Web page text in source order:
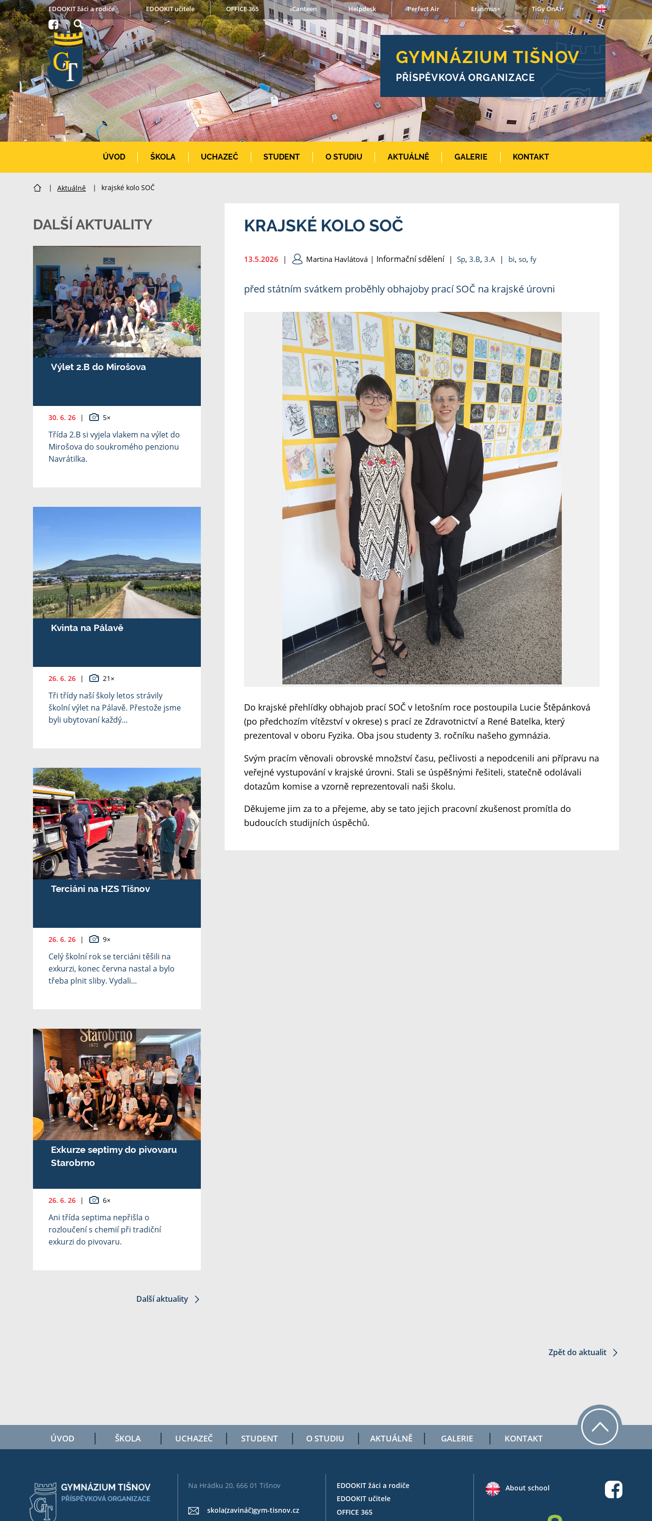
GYMNÁZIUM TIŠNOV
PŘÍSPĚVKOVÁ ORGANIZACE
EDOOKIT žáci a rodiče EDOOKIT učitele OFFICE 365 iCanteen Helpdesk Perfect Air Erasmus+ TiGy OnAir
ÚVOD ŠKOLA UCHAZEČ STUDENT O STUDIU AKTUÁLNĚ GALERIE KONTAKT
| Aktuálně | krajské kolo SOČ
KRAJSKÉ KOLO SOČ
13.5.2026 | Martina Havlátová | Informační sdělení | Sp,3.B,3.A | bi, so, fy
před státním svátkem proběhly obhajoby prací SOČ na krajské úrovni
Do krajské přehlídky obhajob prací SOČ v letošním roce postoupila Lucie Štěpánková
(po předchozím vítězství v okrese) s prací ze Zdravotnictví a René Batelka, který
prezentoval v oboru Fyzika. Oba jsou studenty 3. ročníku našeho gymnázia.
Svým pracím věnovali obrovské množství času, pečlivosti a nepodcenili ani přípravu na
veřejné vystupování v krajské úrovni. Stali se úspěšnými řešiteli, statečně odolávali
dotazům komise a vzorně reprezentovali naši školu.
Děkujeme jim za to a přejeme, aby se tato jejich pracovní zkušenost promítla do
budoucích studijních úspěchů.
DALŠÍ AKTUALITY
Výlet 2.B do Mirošova
30. 6. 26 | 5×
Třída 2.B si vyjela vlakem na výlet do
Mirošova do soukromého penzionu
Navrátilka.
Kvinta na Pálavě
26. 6. 26 | 21×
Tři třídy naší školy letos strávily
školní výlet na Pálavě. Přestože jsme
byli ubytovaní každý...
Terciáni na HZS Tišnov
26. 6. 26 | 9×
Celý školní rok se terciáni těšili na
exkurzi, konec června nastal a bylo
třeba plnit sliby. Vydali...
Exkurze septimy do pivovaru
Starobrno
26. 6. 26 | 6×
Ani třída septima nepřišla o
rozloučení s chemií při tradiční
exkurzi do pivovaru.
Další aktuality
Zpět do aktualit
ÚVOD ŠKOLA UCHAZEČ STUDENT O STUDIU AKTUÁLNĚ GALERIE KONTAKT
Na Hrádku 20, 666 01 Tišnov
skola(zavináč)gym-tisnov.cz
EDOOKIT žáci a rodiče
EDOOKIT učitele
OFFICE 365
About school